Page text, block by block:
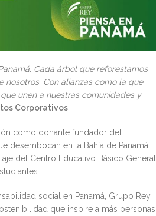
Cada árbol que reforestamos
nosotros. Con alianzas como la que
unen a nuestras comunidades y
Corporativos
como donante fundador del
desembocan en la Bahía de Panamá;
del Centro Educativo Básico General
social en Panamá, Grupo Rey
que inspire a más personas